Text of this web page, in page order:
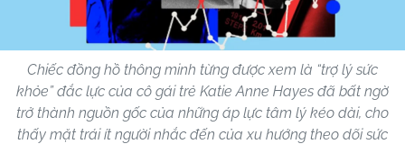
Chiếc đồng hồ thông minh từng được xem là “trợ lý sức
khỏe” đắc lực của cô gái trẻ Katie Anne Hayes đã bất ngờ
trở thành nguồn gốc của những áp lực tâm lý kéo dài, cho
thấy mặt trái ít người nhắc đến của xu hướng theo dõi sức